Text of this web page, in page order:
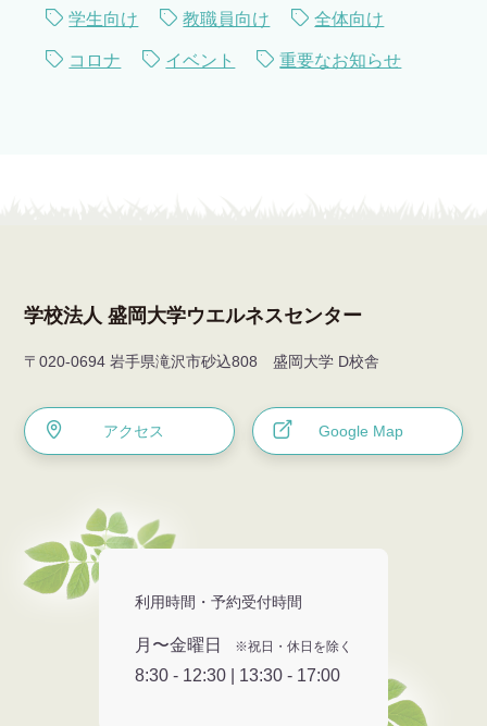
学生向け 教職員向け 全体向け
コロナ イベント 重要なお知らせ
学校法人 盛岡大学ウエルネスセンター
〒020-0694 岩手県滝沢市砂込808 盛岡大学 D校舎
アクセス Google Map
利用時間・予約受付時間
月〜金曜日 ※祝日・休日を除く
8:30 - 12:30 | 13:30 - 17:00